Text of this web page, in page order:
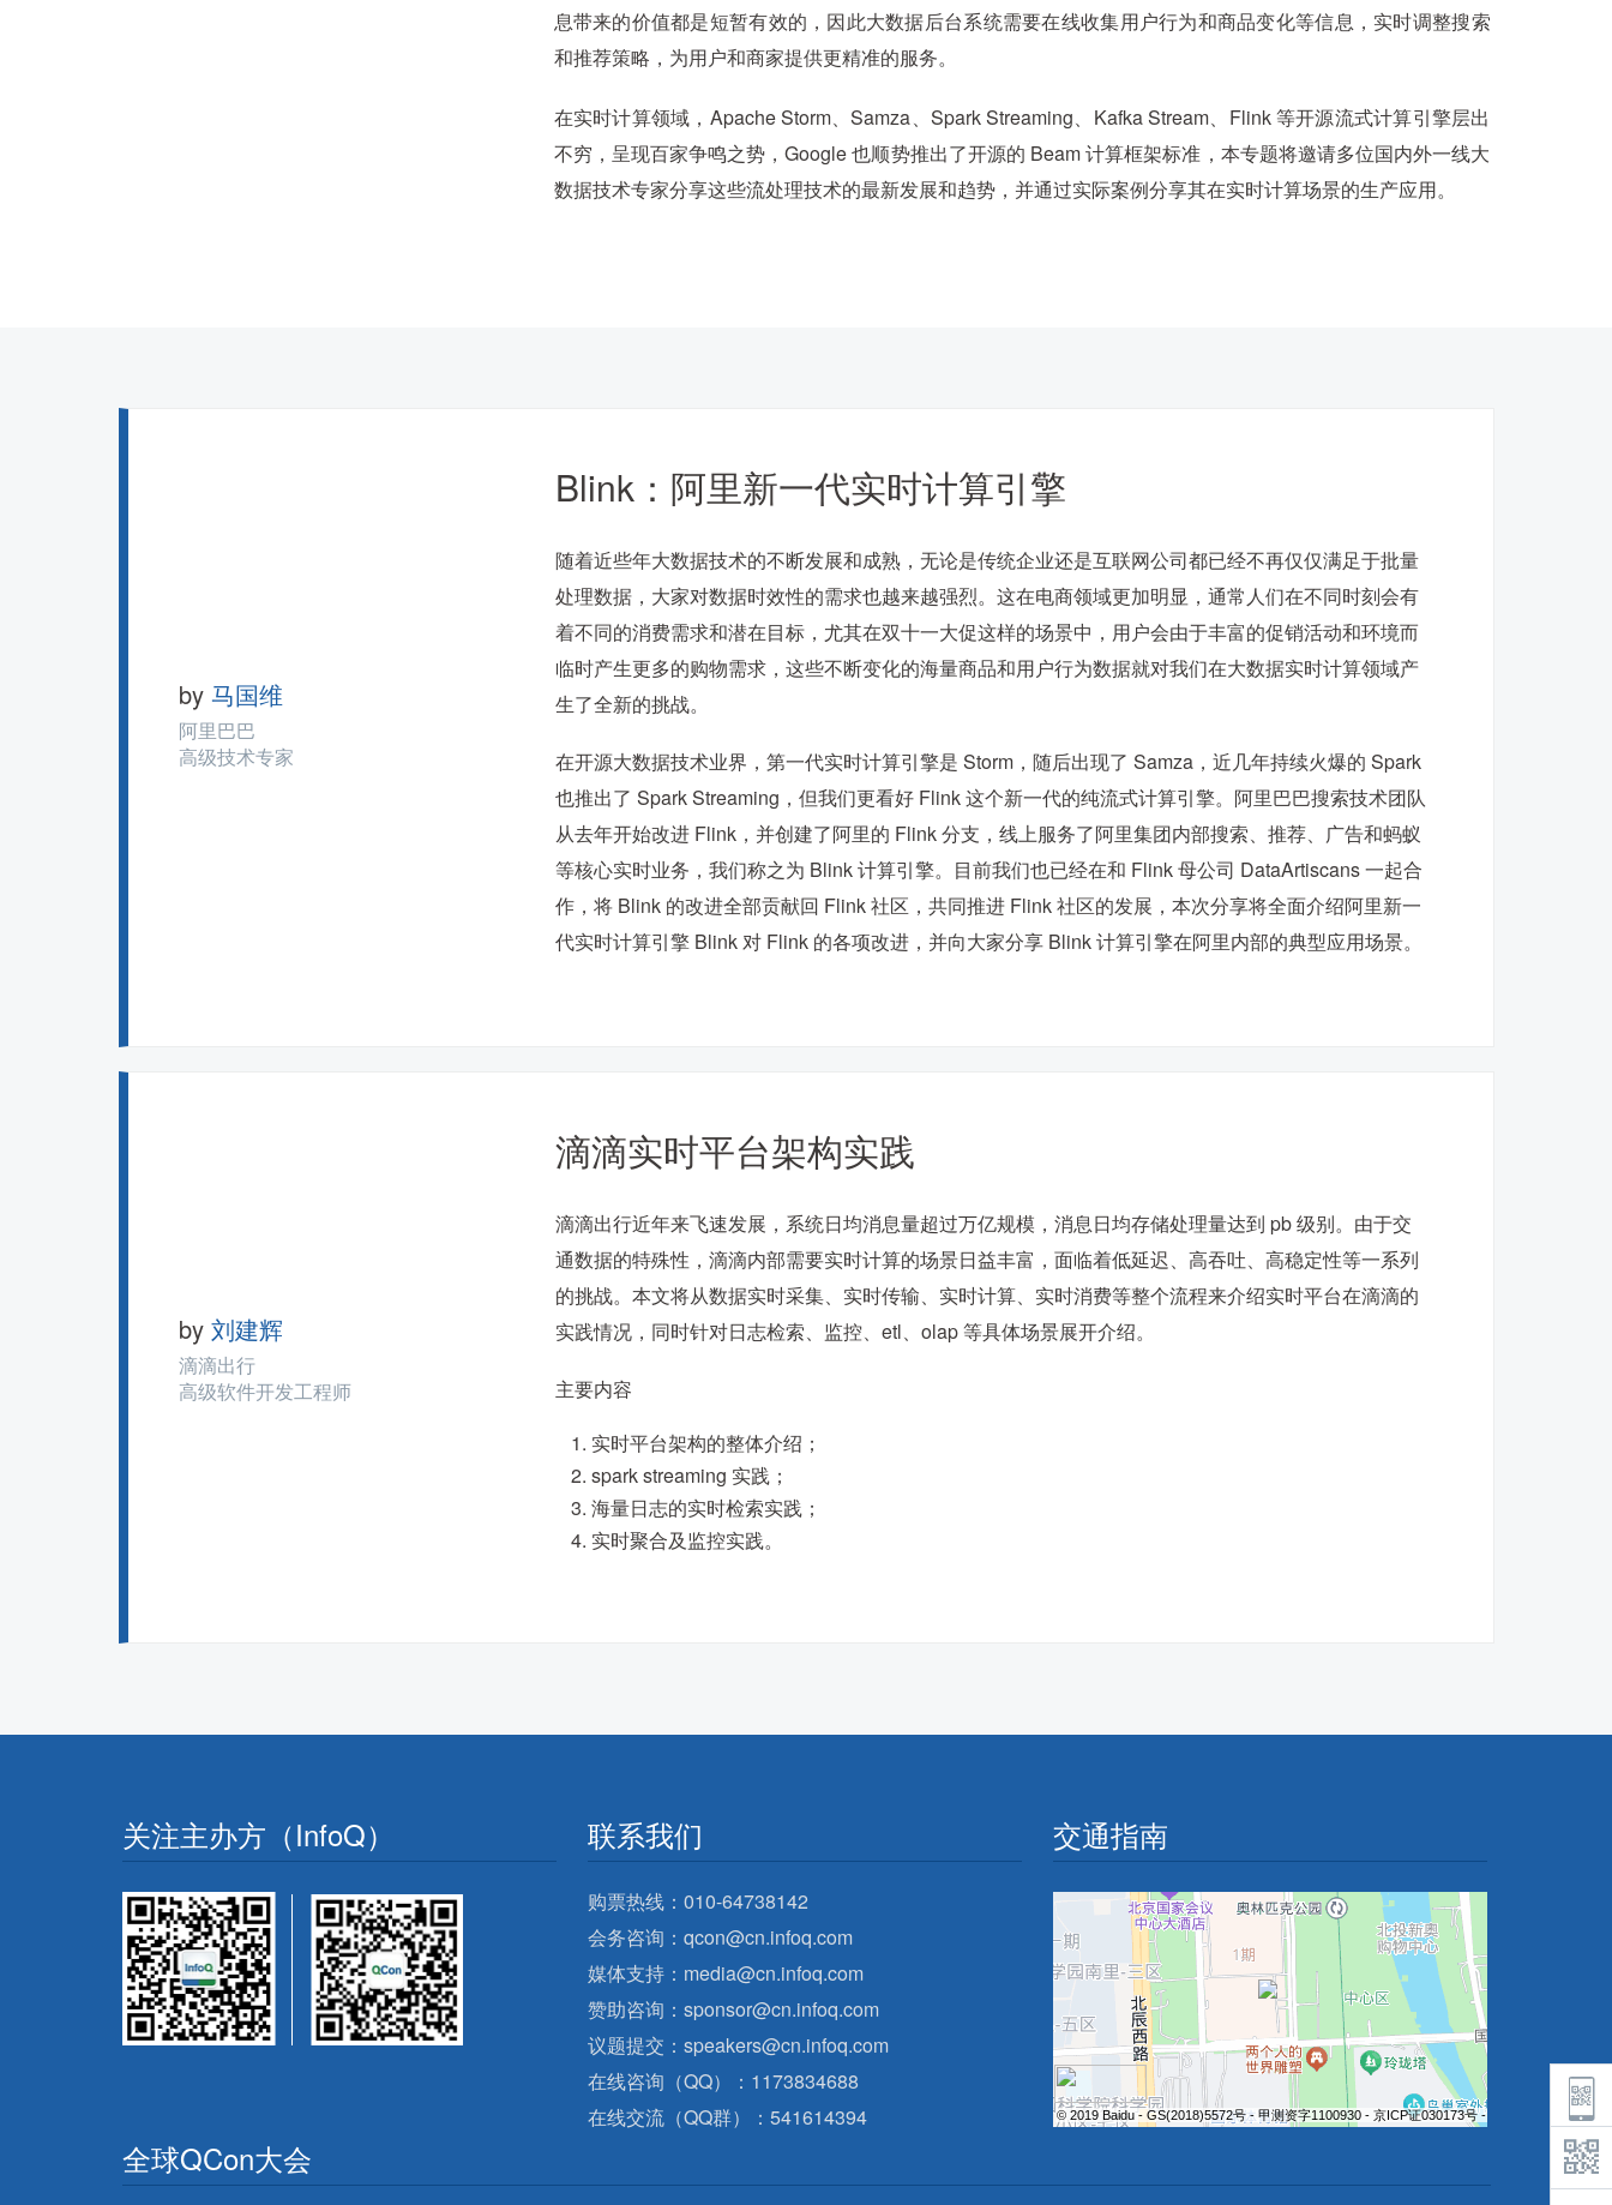
息带来的价值都是短暂有效的，因此大数据后台系统需要在线收集用户行为和商品变化等信息，实时调整搜索
和推荐策略，为用户和商家提供更精准的服务。
在实时计算领域，Apache Storm、Samza、Spark Streaming、Kafka Stream、Flink 等开源流式计算引擎层出
不穷，呈现百家争鸣之势，Google 也顺势推出了开源的 Beam 计算框架标准，本专题将邀请多位国内外一线大
数据技术专家分享这些流处理技术的最新发展和趋势，并通过实际案例分享其在实时计算场景的生产应用。
by 马国维
阿里巴巴
高级技术专家
Blink：阿里新一代实时计算引擎
随着近些年大数据技术的不断发展和成熟，无论是传统企业还是互联网公司都已经不再仅仅满足于批量
处理数据，大家对数据时效性的需求也越来越强烈。这在电商领域更加明显，通常人们在不同时刻会有
着不同的消费需求和潜在目标，尤其在双十一大促这样的场景中，用户会由于丰富的促销活动和环境而
临时产生更多的购物需求，这些不断变化的海量商品和用户行为数据就对我们在大数据实时计算领域产
生了全新的挑战。
在开源大数据技术业界，第一代实时计算引擎是 Storm，随后出现了 Samza，近几年持续火爆的 Spark
也推出了 Spark Streaming，但我们更看好 Flink 这个新一代的纯流式计算引擎。阿里巴巴搜索技术团队
从去年开始改进 Flink，并创建了阿里的 Flink 分支，线上服务了阿里集团内部搜索、推荐、广告和蚂蚁
等核心实时业务，我们称之为 Blink 计算引擎。目前我们也已经在和 Flink 母公司 DataArtiscans 一起合
作，将 Blink 的改进全部贡献回 Flink 社区，共同推进 Flink 社区的发展，本次分享将全面介绍阿里新一
代实时计算引擎 Blink 对 Flink 的各项改进，并向大家分享 Blink 计算引擎在阿里内部的典型应用场景。
by 刘建辉
滴滴出行
高级软件开发工程师
滴滴实时平台架构实践
滴滴出行近年来飞速发展，系统日均消息量超过万亿规模，消息日均存储处理量达到 pb 级别。由于交
通数据的特殊性，滴滴内部需要实时计算的场景日益丰富，面临着低延迟、高吞吐、高稳定性等一系列
的挑战。本文将从数据实时采集、实时传输、实时计算、实时消费等整个流程来介绍实时平台在滴滴的
实践情况，同时针对日志检索、监控、etl、olap 等具体场景展开介绍。
主要内容
实时平台架构的整体介绍；
spark streaming 实践；
海量日志的实时检索实践；
实时聚合及监控实践。
关注主办方（InfoQ） 联系我们
购票热线：010-64738142
会务咨询：qcon@cn.infoq.com
媒体支持：media@cn.infoq.com
赞助咨询：sponsor@cn.infoq.com
议题提交：speakers@cn.infoq.com
在线咨询（QQ）：1173834688
在线交流（QQ群）：541614394
交通指南
© 2019 Baidu - GS(2018)5572号 - 甲测资字1100930 - 京ICP证030173号 - Data © 长地万方
全球QCon大会